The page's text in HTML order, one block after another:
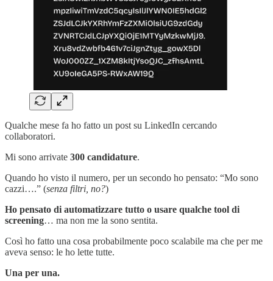
Qualche mese fa ho fatto un post su LinkedIn cercando
collaboratori.
Mi sono arrivate 300 candidature.
Quando ho visto il numero, per un secondo ho pensato: “Mo sono
cazzi….” (senza filtri, no?)
Ho pensato di automatizzare tutto o usare qualche tool di
screening… ma non me la sono sentita.
Così ho fatto una cosa probabilmente poco scalabile ma che per me
aveva senso: le ho lette tutte.
Una per una.